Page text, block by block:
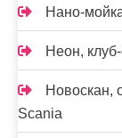
Нано-
Неон,
Новоcкан,
Scania